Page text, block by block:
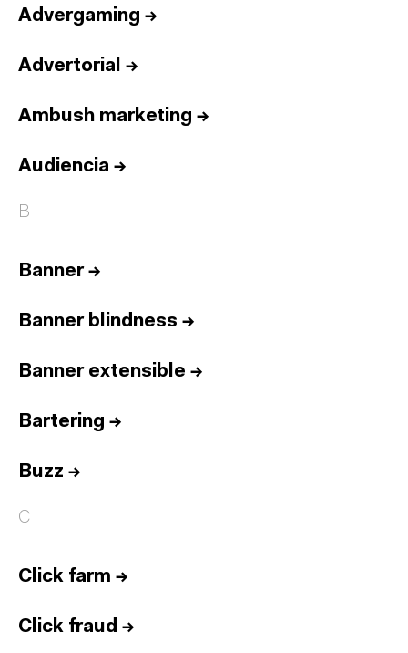
Advergaming →
Advertorial →
Ambush marketing →
Audiencia →
B
Banner→
Banner blindness →
Banner extensible →
Bartering →
Buzz →
C
Click farm →
Click fraud →